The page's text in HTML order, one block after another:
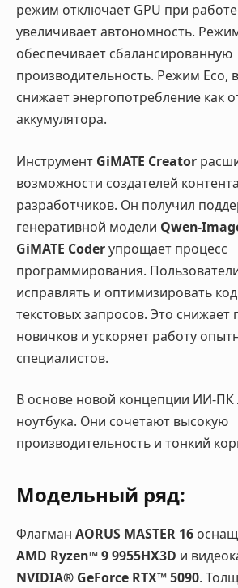
режим отключает GPU при
увеличивает автономность.
обеспечивает сбалансированную
производительность. Режим Eco,
снижает энергопотребление как
аккумулятора.
Инструмент GiMATE Creator
возможности создателей
разработчиков. Он получил
генеративной модели Qwen-
GiMATE Coderупрощает процесс
программирования.
исправлять и оптимизировать
текстовых запросов. Это снижает
новичков и ускоряет работу
специалистов.
В основе новой концепции ИИ-ПК
ноутбука. Они сочетают высокую
производительность и тонкий
Модельный ряд:
Флагман AORUS MASTER 16
AMD Ryzen™ 9 9955HX3D и
NVIDIA® GeForce RTX™ 5090.